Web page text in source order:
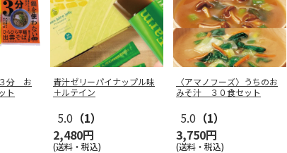
分 お
ト
青汁ゼリーパイナップル味
＋ルテイン
5.0 （1）
2,480円
(送料・税込)
〈アマノフーズ〉うちのお
みそ汁 ３０食セット
5.0 （1）
3,750円
(送料・税込)